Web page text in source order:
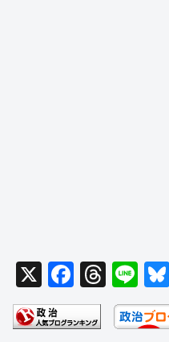
X
F
a
c
T
hr
e
Li
n
e